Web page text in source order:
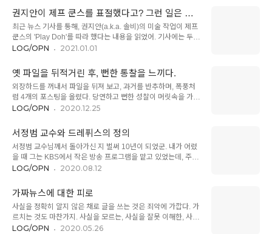
가 나타나 공주에게 물었다. "공주님, 달은 어떻게 생겼나요?"
"달은..
한다는 입장이다. www.huffingtonpost.kr 기사의 내용을 간단
히 말하자면, 류호정 의원의 비서가 상습적으로 불법을 저질렀던
사람이고, 류호정 의원은 3번이나 퇴직 권고를 했으나, 열심히
하겠다고 말만 할 뿐 고쳐지지 않아서 잘랐다는 내용이야. 그리
고 이 기사와는 별개로 알려진 사실은, 류 의원이 절차상 실수라
피해자의 주장(7일 전 통보, 재택근무 전환 등)에 대한 피드백 없
음..
권지안이 제프 쿤스를 표절했다고? 그런 일은 있
을 수가 없어! - update '21.1.1
최근 뉴스 기사를 통해, 권지안(a.k.a. 솔비)의 미술 작업이 제프
쿤스의 'Play Doh'를 따라 했다는 내용을 읽었어. 기사에는 두
개의 색 덩어리를 비교하는 사진이 실려 있었는데, 왼쪽은 권지
야. 이걸 표절했다고 말하는 것 까지는 좀 오버인 것 같고, 그렇
다고 건전한 참조라고 하기에는 좀 더티한 것 같고. 그냥 사소한
해프닝에 지나지 않으며, 그녀에겐 조금 아쉬운 찬스였다고 생각
해. 권지안은 자신의 인스타그램에 '제프 쿤스의 작품을 보고 영
감 받아서 만들었다'고 적었지만, 굳이 배색과 형태를 비슷하게
어. 난 제프 쿤스의 'Play Doh' 시리즈를 이번 뉴스에서 처음 봤
LOG/OPN 2021.01.01
옛 파일을 뒤적거린 후, 뻔한 통찰을 느끼다.
외장하드를 꺼내서 파일을 뒤져 보고, 과거를 반추하며, 폭풍처
럼 4개의 포스팅을 올렸다. 당연하고 뻔한 성찰이 머릿속을 가득
채웠다 : 나는 나답게 살 때 가장 좋은 결과를 내었다. 선의든 악
이에게 피상적인 적응을 하면 최악의 결과를 얻었고, 그들과 나
자신을 온전히 이해시켰을 땐 함께 좋은 열매를 나누어 가질 수
있었다. 어설프게 트렌드를 좇고, 사람들이 좋아할 법한 태도를
취했을 때는 남들과 나를 비교하면서 슬퍼졌고, 나와 우리의 즐
거움을 위해 움직였을 땐 그저 오롯이 즐거웠다. (가끔은 놀라운
는 실수를 올해도 했다. 44년을 살았지만 아직도 교정해야 하는
삶이다. 내 스..
LOG/OPN 2020.12.25
서정범 교수와 드레퓌스의 정의
서정범 교수님께서 돌아가신 지 벌써 10년이 되었군. 내가 어렸
을 때 그는 KBS에서 작은 방송 프로그램을 맡고 있었는데, 주로
우리말의 어원과 변형을 설명해 주는 5분짜리 짧은 구성이었어.
여기서 '설다'는 '치우다, 정리하다'의 뜻이 있습니다. 한자로는
'수습'의 의미가 있죠. 즉, '설엊-'은 '설-' + '엊-'의 조합이며, '엊-'은
'겆다'의 의미로 기역이 탈락한 것으로 보입니다. '겆다' 역시 '수
습하다, 정리하다'의 뜻이 있습니다. ... 교수님 특유의 가볍게 새
는 목소리가 아직도 기억나. ^^ 5분짜리 프로그램이라서 챙겨 보
LOG/OPN 2020.08.12
가짜뉴스에 대한 피로
사실을 정확히 알지 않은 채로 글을 쓰는 것은 죄악에 가깝다. 가
르치는 것도 마찬가지. 사실을 모르는, 사실을 잘못 이해한, 사실
을 묵살하는, 사실에 관심없는, 사실을 재단하는, 사실을 왜곡한,
LOG/OPN 2020.05.26